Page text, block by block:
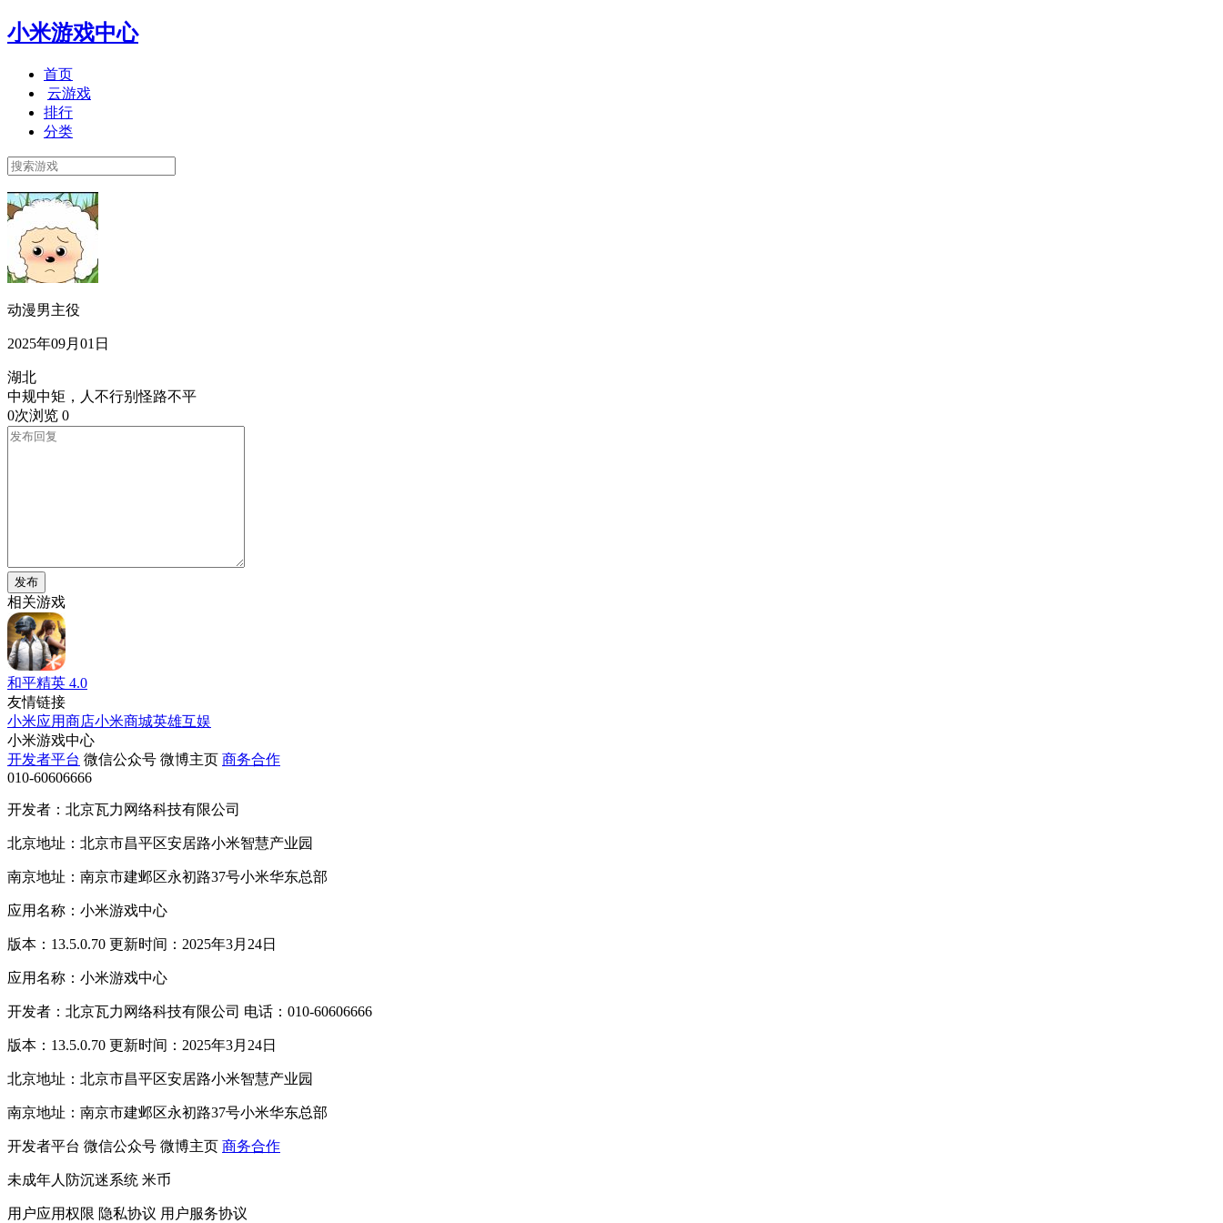
小米游戏中心
首页
云游戏
排行
分类
动漫男主役
2025年09月01日
湖北
中规中矩，人不行别怪路不平
0次浏览 0
发布
相关游戏
和平精英 4.0
友情链接
小米应用商店小米商城英雄互娱
小米游戏中心
开发者平台 微信公众号 微博主页 商务合作
010-60606666
开发者：北京瓦力网络科技有限公司
北京地址：北京市昌平区安居路小米智慧产业园
南京地址：南京市建邺区永初路37号小米华东总部
应用名称：小米游戏中心
版本：13.5.0.70 更新时间：2025年3月24日
应用名称：小米游戏中心
开发者：北京瓦力网络科技有限公司 电话：010-60606666
版本：13.5.0.70 更新时间：2025年3月24日
北京地址：北京市昌平区安居路小米智慧产业园
南京地址：南京市建邺区永初路37号小米华东总部
开发者平台 微信公众号 微博主页 商务合作
未成年人防沉迷系统 米币
用户应用权限 隐私协议 用户服务协议